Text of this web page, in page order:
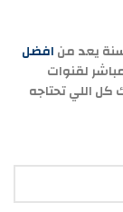
افضل
لقنوات
كل اللي تحتاجه